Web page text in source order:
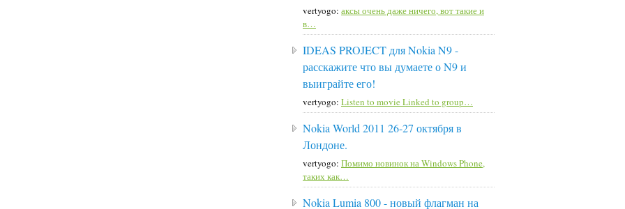
vertyogo: аксы очень даже ничего, вот такие и
в…
IDEAS PROJECT для Nokia N9 -
расскажите что вы думаете о N9 и
выиграйте его!
vertyogo: Listen to movie Linked to group…
Nokia World 2011 26-27 октября в
Лондоне.
vertyogo: Помимо новинок на Windows Phone,
таких как…
Nokia Lumia 800 - новый флагман на